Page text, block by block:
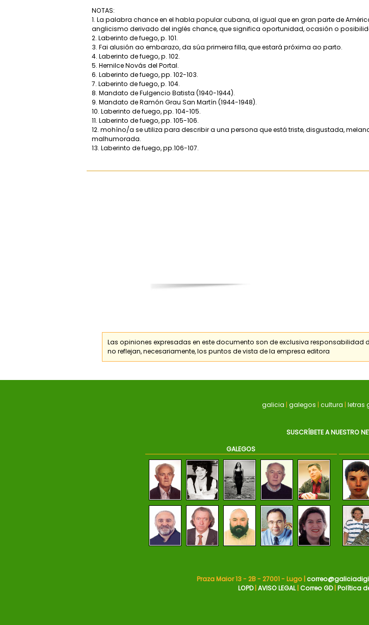
NOTAS:
1. La palabra chance en el habla popular cubana, al igual que en gran parte de
anglicismo derivado del inglés chance, que significa oportunidad, ocasión o
2. Laberinto de fuego, p. 101.
3. Fai alusión ao embarazo, da súa primeira filla, que estará próxima ao parto.
4. Laberinto de fuego, p. 102.
5. Hemilce Novás del Portal.
6. Laberinto de fuego, pp. 102-103.
7. Laberinto de fuego, p. 104.
8. Mandato de Fulgencio Batista (1940-1944).
9. Mandato de Ramón Grau San Martín (1944-1948).
10. Laberinto de fuego, pp. 104-105.
11. Laberinto de fuego, pp. 105-106.
12. mohíno/a se utiliza para describir a una persona que está triste, disgustada,
malhumorada.
13. Laberinto de fuego, pp.106-107.
Las opiniones expresadas en este documento son de exclusiva responsabilidad
no reflejan, necesariamente, los puntos de vista de la empresa editora
galicia | galegos | cultura | letras
SUSCRÍBETE A NUESTRO
GALEGOS
Praza Maior 13 - 2B - 27001 - Lugo |
LOPD| AVISO LEGAL| Correo GD| Política